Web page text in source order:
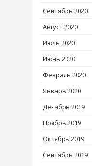
Сентябрь 2020
Август 2020
Июль 2020
Июнь 2020
Февраль 2020
Январь 2020
Декабрь 2019
Ноябрь 2019
Октябрь 2019
Сентябрь 2019